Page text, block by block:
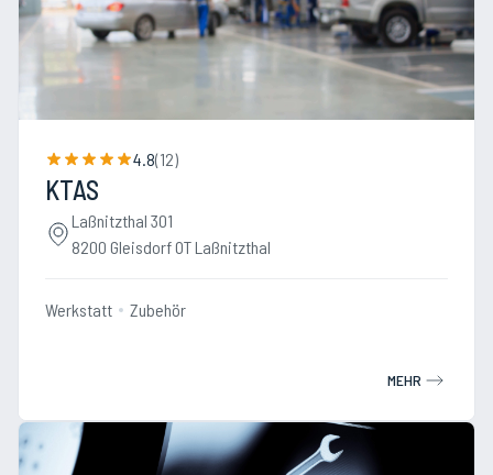
4.8(12)
KTAS
Laßnitzthal 301
8200 Gleisdorf OT Laßnitzthal
Werkstatt Zubehör
MEHR